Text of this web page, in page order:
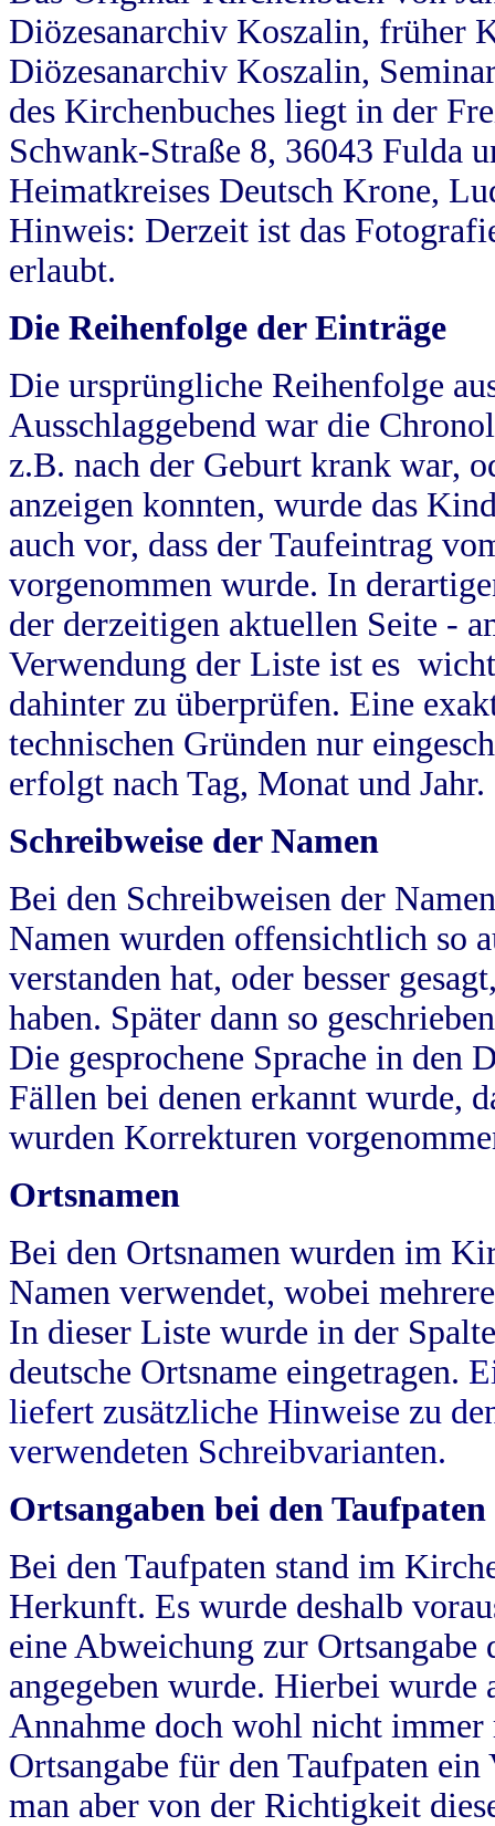
Diözesanarchiv Koszalin, früher
Diözesanarchiv Koszalin,
des Kirchenbuches liegt in der
Schwank-Straße 8, 36043 Fulda
Heimatkreises Deutsch Krone,
Hinweis: Derzeit ist das
erlaubt.
Die Reihenfolge der Einträge
Die ursprüngliche Reihenfolge
Ausschlaggebend war die
z.B. nach der Geburt krank war,
anzeigen konnten, wurde das
auch vor, dass der Taufeintrag
vorgenommen wurde. In
der derzeitigen aktuellen Seite -
Verwendung der Liste ist es
dahinter zu überprüfen. Eine
technischen Gründen nur
erfolgt nach Tag, Monat und Jahr.
Schreibweise der Namen
Bei den Schreibweisen der
Namen wurden offensichtlich so
verstanden hat, oder besser
haben. Später dann so
Die gesprochene Sprache in
Fällen bei denen erkannt wurde,
wurden Korrekturen
Ortsnamen
Bei den Ortsnamen wurden im
Namen verwendet, wobei
In dieser Liste wurde in der
deutsche Ortsname eingetragen.
liefert zusätzliche Hinweise zu
verwendeten Schreibvarianten.
Ortsangaben bei den Taufpaten
Bei den Taufpaten stand im
Herkunft. Es wurde deshalb
eine Abweichung zur
angegeben wurde. Hierbei wurde
Annahme doch wohl nicht
Ortsangabe für den Taufpaten
man aber von der Richtigkeit